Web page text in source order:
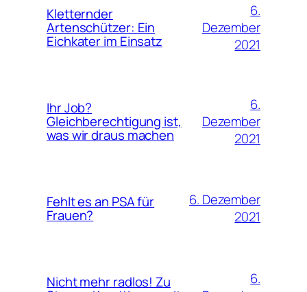
Kletternder
Artenschützer: Ein
Eichkater im Einsatz
6.
Dezember
2021
Ihr Job?
Gleichberechtigung ist,
was wir draus machen
6.
Dezember
2021
Fehlt es an PSA für
Frauen?
6. Dezember
2021
Nicht mehr radlos! Zu
6.